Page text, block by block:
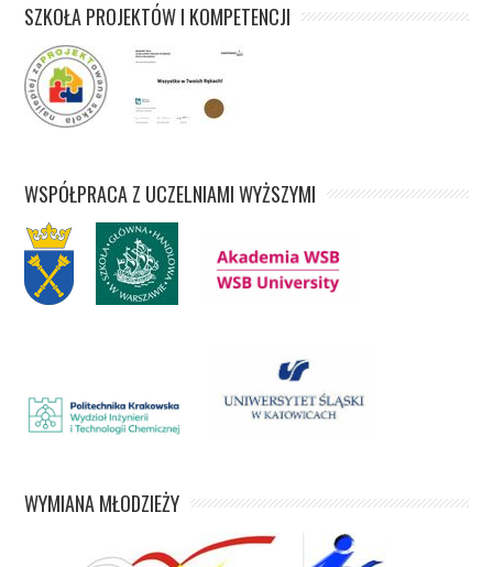
SZKOŁA PROJEKTÓW I KOMPETENCJI
WSPÓŁPRACA Z UCZELNIAMI WYŻSZYMI
WYMIANA MŁODZIEŻY